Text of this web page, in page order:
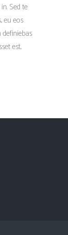
Sed te
eu eos
est,